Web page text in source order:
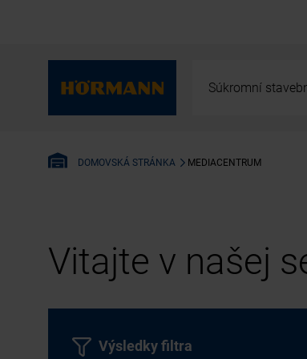
Súkromní
DOMOVSKÁ STRÁNKA MEDIACENTRUM
Vitajte v našej
Výsledky filtra